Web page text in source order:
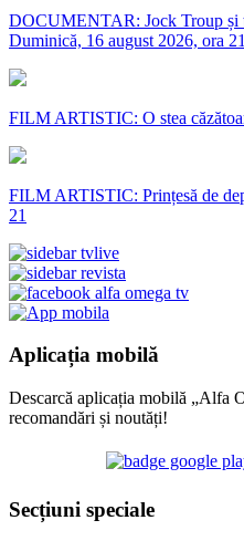
DOCUMENTAR: Jock Troup și
Duminică, 16 august 2026, ora 21
FILM ARTISTIC: O stea
FILM ARTISTIC: Prințesă de
21
Aplicația mobilă
Descarcă aplicația mobilă „Alfa
recomandări și noutăți!
Secțiuni speciale